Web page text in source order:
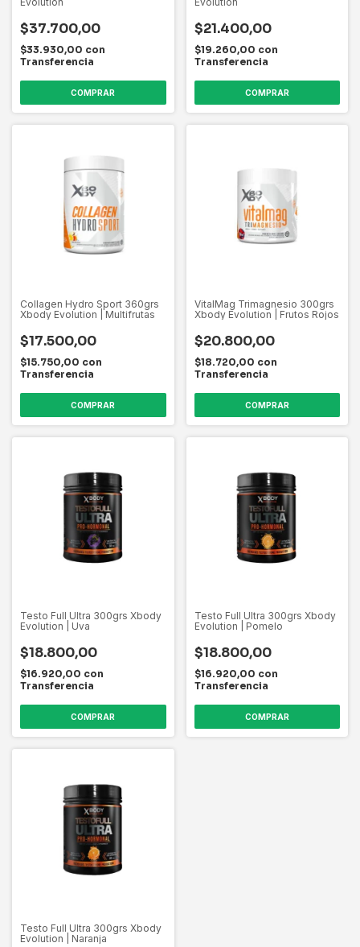
$37.700,00
$33.930,00 con
Transferencia
$21.400,00
$19.260,00 con
Transferencia
Collagen Hydro Sport 360grs
Xbody Evolution | Multifrutas
$17.500,00
$15.750,00 con
Transferencia
VitalMag Trimagnesio 300grs
Xbody Evolution | Frutos Rojos
$20.800,00
$18.720,00 con
Transferencia
Testo Full Ultra 300grs Xbody
Evolution | Uva
$18.800,00
$16.920,00 con
Transferencia
Testo Full Ultra 300grs Xbody
Evolution | Pomelo
$18.800,00
$16.920,00 con
Transferencia
Testo Full Ultra 300grs Xbody
Evolution | Naranja